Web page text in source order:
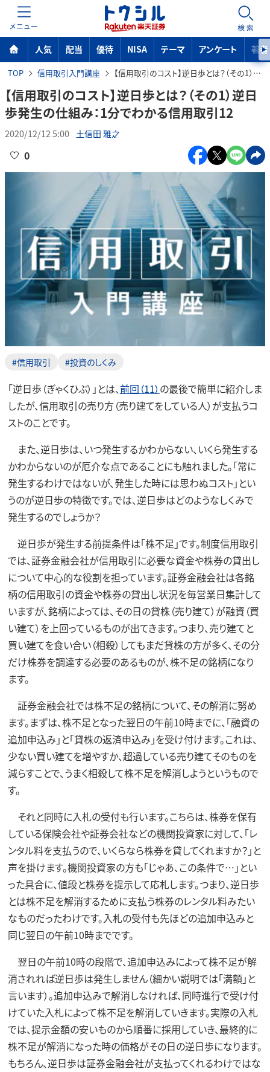
MENU 検索
人気 配当 優待 NISA テーマ アンケート 著者
TOP 信用取引入門講座 【信用取引のコスト】逆日歩とは？（その1）逆日歩発生の仕組み：1分でわかる信用取引12
【信用取引のコスト】逆日歩とは？（その1）逆日
歩発生の仕組み：1分でわかる信用取引12
2020/12/12 5:00 土信田 雅之
0
#信用取引 #投資のしくみ
「逆日歩（ぎゃくひぶ）」とは、前回（11） の最後で簡単に紹介しま
したが、信用取引の売り方（売り建てをしている人）が支払うコ
ストのことです。
また、逆日歩は、いつ発生するかわからない、いくら発生する
かわからないのが厄介な点であることにも触れました。「常に
発生するわけではないが、発生した時には思わぬコスト」とい
うのが逆日歩の特徴です。では、逆日歩はどのようなしくみで
発生するのでしょうか？
逆日歩が発生する前提条件は「株不足」です。制度信用取引
では、証券金融会社が信用取引に必要な資金や株券の貸出し
について中心的な役割を担っています。証券金融会社は各銘
柄の信用取引の資金や株券の貸出し状況を毎営業日集計して
いますが、銘柄によっては、その日の貸株（売り建て）が融資（買
い建て）を上回っているものが出てきます。つまり、売り建てと
買い建てを食い合い（相殺）してもまだ貸株の方が多く、その分
だけ株券を調達する必要のあるものが、株不足の銘柄になり
ます。
証券金融会社では株不足の銘柄について、その解消に努め
ます。まずは、株不足となった翌日の午前10時までに、「融資の
追加申込み」と「貸株の返済申込み」を受け付けます。これは、
少ない買い建てを増やすか、超過している売り建てそのものを
減らすことで、うまく相殺して株不足を解消しようというもので
す。
それと同時に入札の受付も行います。こちらは、株券を保有
している保険会社や証券会社などの機関投資家に対して、「レ
ンタル料を支払うので、いくらなら株券を貸してくれますか？」と
声を掛けます。機関投資家の方も「じゃあ、この条件で…」とい
った具合に、値段と株券を提示して応札します。つまり、逆日歩
とは株不足を解消するために支払う株券のレンタル料みたい
なものだったわけです。入札の受付も先ほどの追加申込みと
同じ翌日の午前10時までです。
翌日の午前10時の段階で、追加申込みによって株不足が解
消されれば逆日歩は発生しません（細かい説明では「満額」と
言います）。追加申込みで解消しなければ、同時進行で受け付
けていた入札によって株不足を解消していきます。実際の入札
では、提示金額の安いものから順番に採用していき、最終的に
株不足が解消になった時の価格がその日の逆日歩になります。
もちろん、逆日歩は証券金融会社が支払ってくれるわけではな